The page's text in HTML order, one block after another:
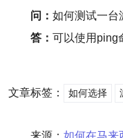
问： 如何测试一台
答： 可以使用ping
文章标签： 如何选择
来源： 如何在马来